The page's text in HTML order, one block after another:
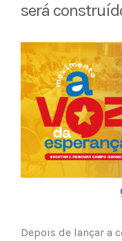
será
View
Larger
Image
Depois de lançar a